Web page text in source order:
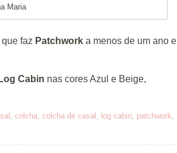
Maria
que faz Patchwork a menos de um ano e
Log Cabin nas cores Azul e Beige,
colcha colcha de casal log cabin patchwork